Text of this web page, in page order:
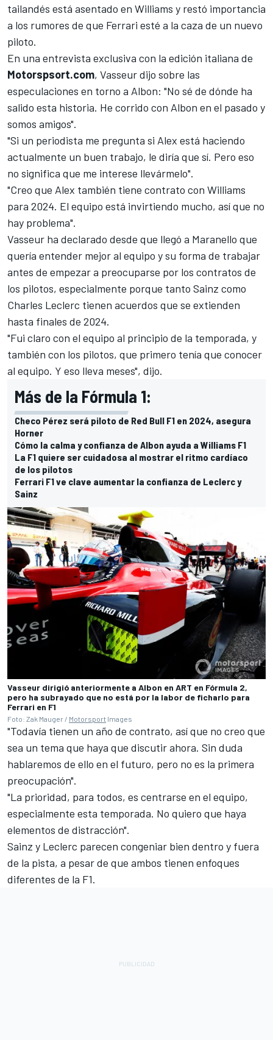
tailandés está asentado en Williams y restó importancia
a los rumores de que Ferrari esté a la caza de un nuevo
piloto.
En una entrevista exclusiva con la edición italiana de
Motorspsort.com, Vasseur dijo sobre las
especulaciones en torno a Albon: "No sé de dónde ha
salido esta historia. He corrido con Albon en el pasado y
somos amigos".
"Si un periodista me pregunta si Alex está haciendo
actualmente un buen trabajo, le diría que sí. Pero eso
no significa que me interese llevármelo".
"Creo que Alex también tiene contrato con Williams
para 2024. El equipo está invirtiendo mucho, así que no
hay problema".
Vasseur ha declarado desde que llegó a Maranello que
quería entender mejor al equipo y su forma de trabajar
antes de empezar a preocuparse por los contratos de
los pilotos, especialmente porque tanto Sainz como
Charles Leclerc tienen acuerdos que se extienden
hasta finales de 2024.
"Fui claro con el equipo al principio de la temporada, y
también con los pilotos, que primero tenía que conocer
al equipo. Y eso lleva meses", dijo.
Más de la Fórmula 1:
Checo Pérez será piloto de Red Bull F1 en 2024, asegura
Horner
Cómo la calma y confianza de Albon ayuda a Williams F1
La F1 quiere ser cuidadosa al mostrar el ritmo cardíaco
de los pilotos
Ferrari F1 ve clave aumentar la confianza de Leclerc y
Sainz
Vasseur dirigió anteriormente a Albon en ART en Fórmula 2,
pero ha subrayado que no está por la labor de ficharlo para
Ferrari en F1
Foto: Zak Mauger / Motorsport Images
"Todavía tienen un año de contrato, así que no creo que
sea un tema que haya que discutir ahora. Sin duda
hablaremos de ello en el futuro, pero no es la primera
preocupación".
"La prioridad, para todos, es centrarse en el equipo,
especialmente esta temporada. No quiero que haya
elementos de distracción".
Sainz y Leclerc parecen congeniar bien dentro y fuera
de la pista, a pesar de que ambos tienen enfoques
diferentes de la F1.